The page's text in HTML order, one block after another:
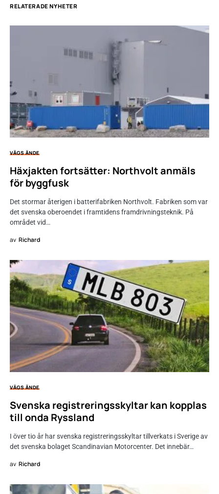
RELATERADE NYHETER
VÄGS ÄNDE
Häxjakten fortsätter: Northvolt anmäls
för byggfusk
Det stormar återigen i batterifabriken Northvolt. Fabriken som var
det svenska oberoendet i framtidens framdrivningsteknik. På
området vid…
av Richard
VÄGS ÄNDE
Svenska registreringsskyltar kan kopplas
till onda Ryssland
I över tio år har svenska registreringsskyltar tillverkats i Sverige av
det svenska bolaget Scandinavian Motorcenter. Det innebär…
av Richard